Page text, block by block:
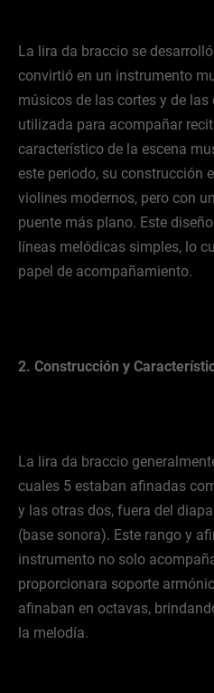
La lira da braccio se
convirtió en un instrumento
músicos de las cortes y de
utilizada para acompañar
característico de la escena
este periodo, su construcción
violines modernos, pero con
puente más plano. Este
líneas melódicas simples, lo
papel de acompañamiento.
2. Construcción y
La lira da braccio
cuales 5 estaban afinadas
y las otras dos, fuera del
(base sonora). Este rango y
instrumento no solo
proporcionara soporte
afinaban en octavas,
la melodía.